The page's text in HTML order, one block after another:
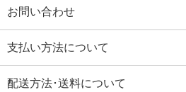
お問い合わせ
支払い方法について
配送方法･送料について